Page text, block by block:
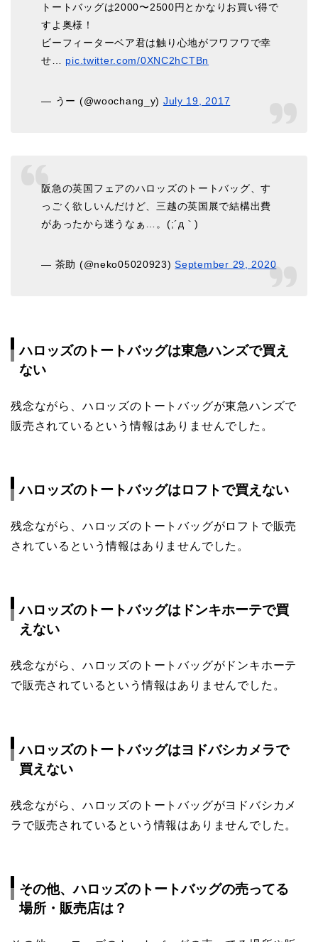
トートバッグは2000〜2500円とかなりお買い得で
すよ奥様！
ビーフィーターベア君は触り心地がフワフワで幸
せ… pic.twitter.com/0XNC2hCTBn
— うー (@woochang_y) July 19, 2017
阪急の英国フェアのハロッズのトートバッグ、す
っごく欲しいんだけど、三越の英国展で結構出費
があったから迷うなぁ…。(;´д｀)
— 茶助 (@neko05020923)September 29, 2020
ハロッズのトートバッグは東急ハンズで買え
ない
残念ながら、ハロッズのトートバッグが東急ハンズで
販売されているという情報はありませんでした。
ハロッズのトートバッグはロフトで買えない
残念ながら、ハロッズのトートバッグがロフトで販売
されているという情報はありませんでした。
ハロッズのトートバッグはドンキホーテで買
えない
残念ながら、ハロッズのトートバッグがドンキホーテ
で販売されているという情報はありませんでした。
ハロッズのトートバッグはヨドバシカメラで
買えない
残念ながら、ハロッズのトートバッグがヨドバシカメ
ラで販売されているという情報はありませんでした。
その他、ハロッズのトートバッグの売ってる
場所・販売店は？